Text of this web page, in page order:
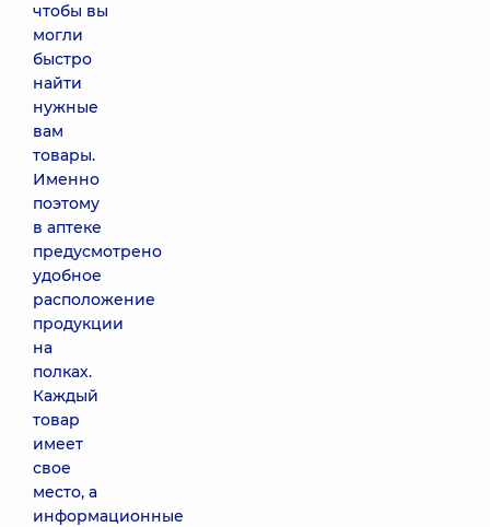
чтобы вы
могли
быстро
найти
нужные
вам
товары.
Именно
поэтому
в аптеке
предусмотрено
удобное
расположение
продукции
на
полках.
Каждый
товар
имеет
свое
место, а
информационные